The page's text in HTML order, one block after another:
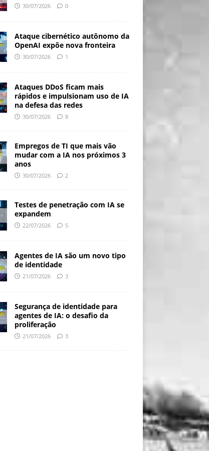
30/07/2026 0
Ataque cibernético autônomo da
OpenAI expõe nova fronteira
30/07/2026 1
Ataques DDoS ficam mais
rápidos e impulsionam uso de IA
na defesa das redes
30/07/2026 8
Empregos de TI que mais vão
mudar com a IA nos próximos 3
anos
30/07/2026 2
Testes de penetração com IA se
expandem
22/07/2026 5
Agentes de IA são um novo tipo
de identidade
21/07/2026 3
Segurança de identidade para
agentes de IA: o desafio da
proliferação
21/07/2026 3